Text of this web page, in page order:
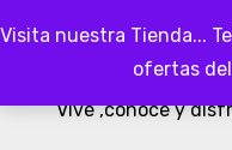
Visita nuestra Tienda...
ofertas
al
Vive ,conoce y